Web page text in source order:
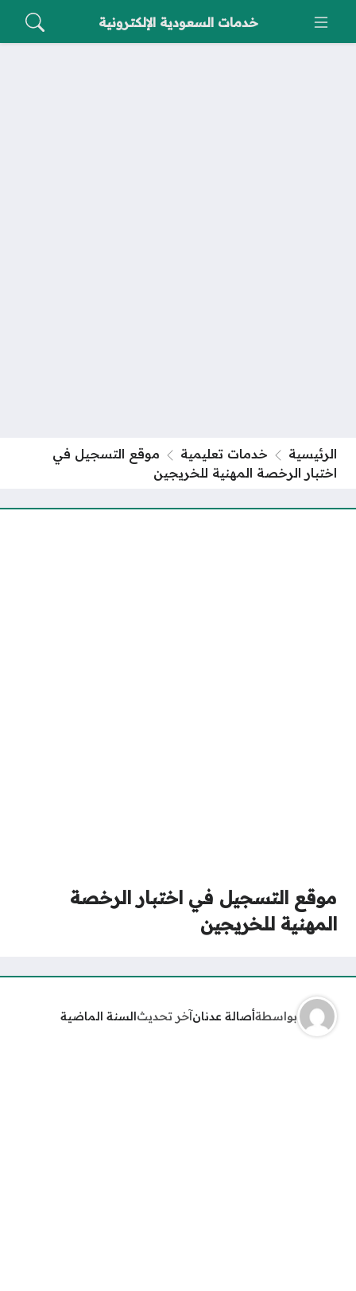
خدمات السعودية الإلكترونية
الرئيسية خدمات تعليمية
موقع التسجيل في
اختبار الرخصة المهنية للخريجين
موقع التسجيل في اختبار الرخصة
المهنية للخريجين
بواسطةأصالة عدنانآخر تحديثالسنة الماضية